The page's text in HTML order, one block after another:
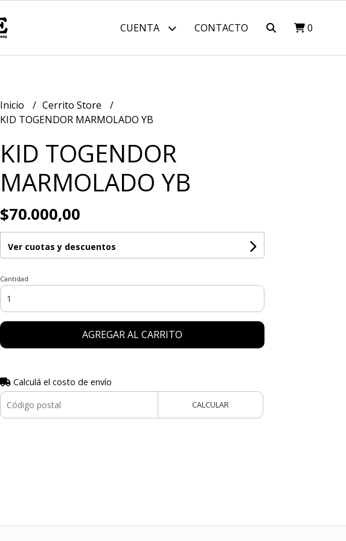
CUENTA CONTACTO 0
Inicio
Cerrito Store
KID TOGENDOR MARMOLADO YB
KID TOGENDOR
MARMOLADO YB
$70.000,00
Ver cuotas y descuentos
Cantidad
AGREGAR AL CARRITO
Calculá el costo de envío
CALCULAR